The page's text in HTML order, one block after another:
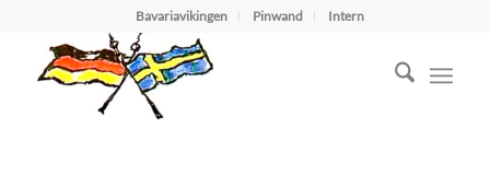
Bavariavikingen Pinwand Intern